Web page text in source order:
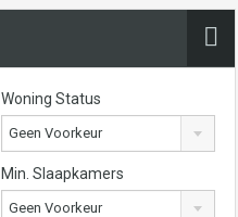
Woning Status
Geen Voorkeur
Min. Slaapkamers
Geen Voorkeur